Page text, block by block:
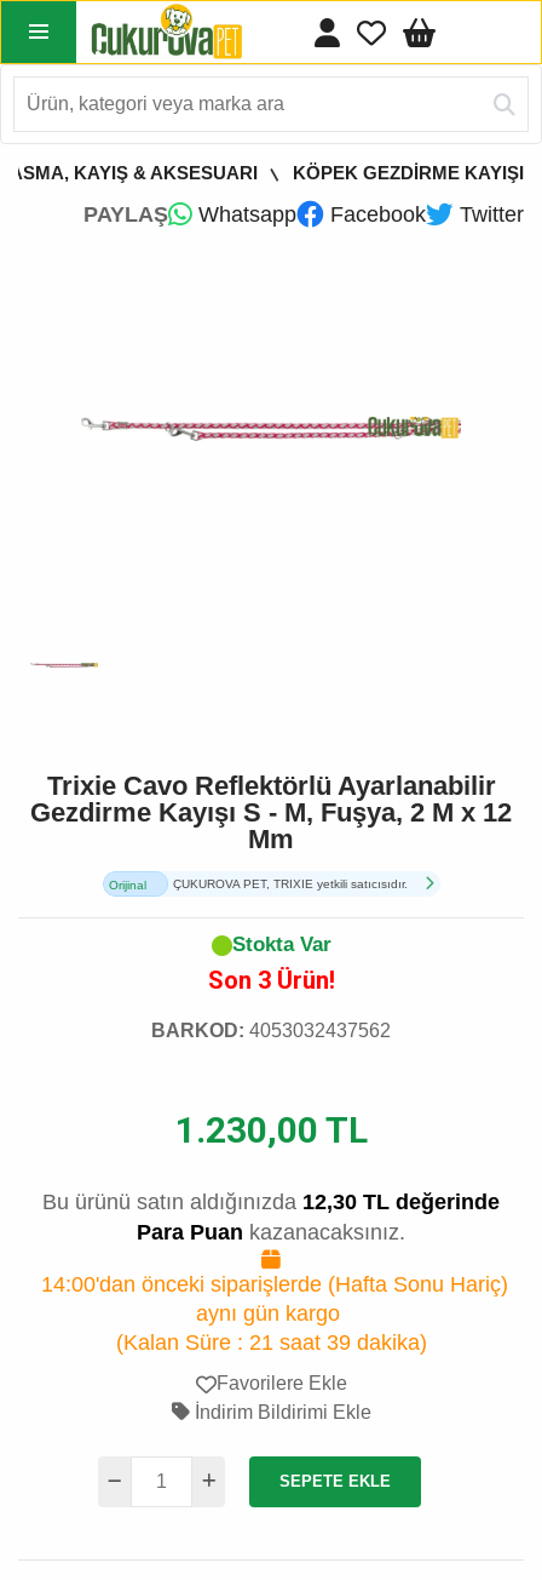
KAYIŞ & AKSESUARI KÖPEK GEZDİRME KAYIŞI
PAYLAŞ Whatsapp Facebook Twitter
Trixie Cavo Reflektörlü Ayarlanabilir
Gezdirme Kayışı S - M, Fuşya, 2 M x 12
Mm
Orijinal
ÇUKUROVA PET, TRIXIE yetkili satıcısıdır.
Stokta Var
Son 3 Ürün!
BARKOD: 4053032437562
1.230,00 TL
Bu ürünü satın aldığınızda 12,30 TL değerinde
Para Puan kazanacaksınız.
14:00'dan önceki siparişlerde (Hafta Sonu Hariç)
aynı gün kargo
(Kalan Süre : 21 saat 39 dakika)
Favorilere Ekle
İndirim Bildirimi Ekle
SEPETE EKLE